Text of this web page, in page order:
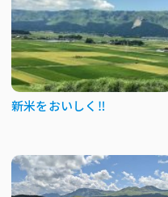
新米をおいしく‼